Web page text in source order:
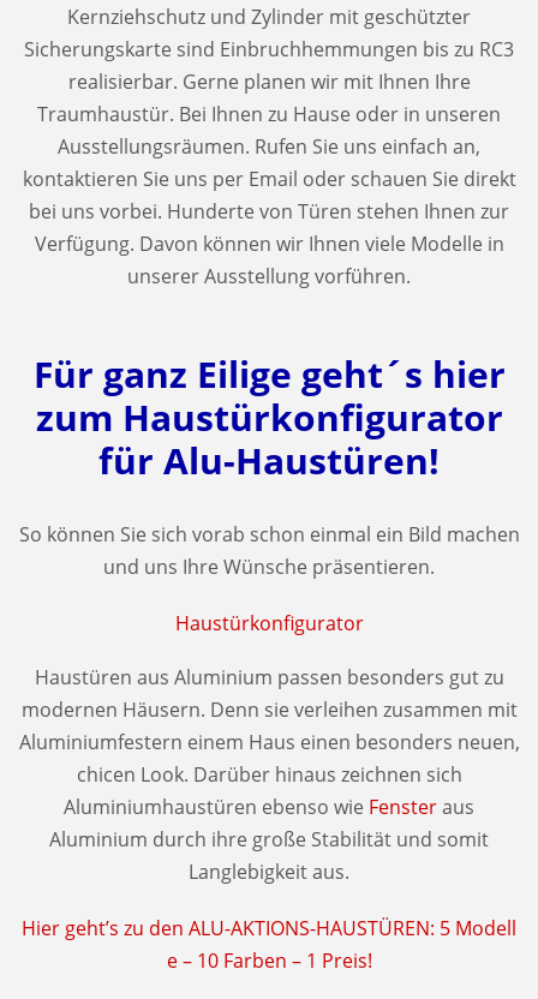
Kernziehschutz und Zylinder mit geschützter
Sicherungskarte sind Einbruchhemmungen bis zu RC3
realisierbar. Gerne planen wir mit Ihnen Ihre
Traumhaustür. Bei Ihnen zu Hause oder in unseren
Ausstellungsräumen. Rufen Sie uns einfach an,
kontaktieren Sie uns per Email oder schauen Sie direkt
bei uns vorbei. Hunderte von Türen stehen Ihnen zur
Verfügung. Davon können wir Ihnen viele Modelle in
unserer Ausstellung vorführen.
Für ganz Eilige geht´s hier
zum Haustürkonfigurator
für Alu-Haustüren!
So können Sie sich vorab schon einmal ein Bild machen
und uns Ihre Wünsche präsentieren.
Haustürkonfigurator
Haustüren aus Aluminium passen besonders gut zu
modernen Häusern. Denn sie verleihen zusammen mit
Aluminiumfestern einem Haus einen besonders neuen,
chicen Look. Darüber hinaus zeichnen sich
Aluminiumhaustüren ebenso wie Fensteraus
Aluminium durch ihre große Stabilität und somit
Langlebigkeit aus.
Hier geht’s zu den ALU-AKTIONS-HAUSTÜREN: 5 Modell
e – 10 Farben – 1 Preis!